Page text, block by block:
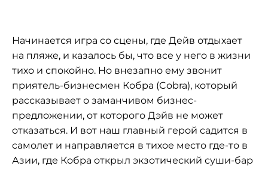
Начинается игра со сцены, где Дейв отдыхает
на пляже, и казалось бы, что все у него в жизни
тихо и спокойно. Но внезапно ему звонит
приятель-бизнесмен Кобра (Cobra), который
рассказывает о заманчивом бизнес-
предложении, от которого Дэйв не может
отказаться. И вот наш главный герой садится в
самолет и направляется в тихое место где-то в
Азии, где Кобра открыл экзотический суши-бар